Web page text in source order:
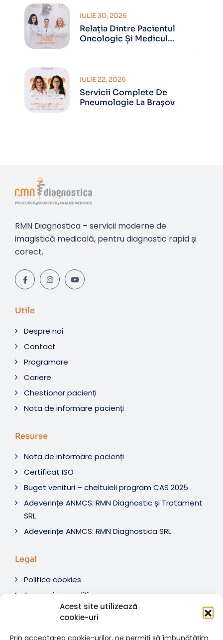
Acest site utilizează
cookie-uri
Prin acceptarea cookie-urilor, ne permiți să îmbunătățim
Relația Dintre Pacientul
Oncologic Și Medicul
IULIE 30, 2026
Servicii Complete De
Pneumologie La Brașov
IULIE 22, 2026
RMN Diagnostica – servicii moderne de
imagistică medicală, pentru diagnostic rapid și
corect.
Utile
Despre noi
Contact
Programare
Cariere
Chestionar pacienți
Nota de informare pacienți
Resurse
Nota de informare pacienți
Certificat ISO
Buget venituri – cheltuieli program CAS 2025
Adeverințe ANMCS: RMN Diagnostic și Tratament
SRL
Adeverințe ANMCS: RMN Diagnostica SRL
Legal
Politica cookies
Termeni si condiții
Soluționare litigii